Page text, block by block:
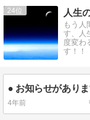
24
もう人
す、人
度変わ
す！！
● お知らせがありま
4年前